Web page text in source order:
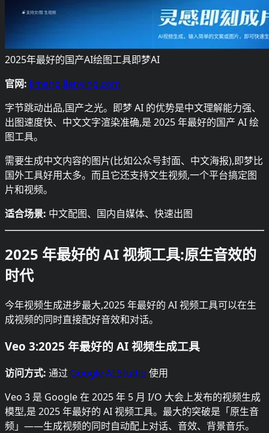
2025年最好的国产AI绘图工具即梦AI
官网: jimeng.jianying.com
字节跳动出品,国产之光。即梦 AI 的优势是中文理解能力强、
出图速度快、中文文字渲染准确,是 2025 年最好的国产 AI 绘
图工具。
需要生成中文内容的图片(比如公众号封面、中文海报),即梦比
国外工具好用太多。而且它还支持文生视频,一个平台搞定图
片和视频。
适合场景: 中文配图、国内自媒体、快速出图
2025 年最好的 AI 视频工具:原生音效的
时代
今年视频生成进步最大,2025 年最好的 AI 视频工具可以在生
成视频的同时直接配好音效和对话。
Veo 3:2025 年最好的 AI 视频生成工具
访问方式: 通过 Google AI Studio 使用
Veo 3 是 Google 在 2025 年 5 月 I/O 大会上发布的视频生成
模型,是 2025 年最好的 AI 视频工具。最大的突破是「原生音
频」——生成视频的同时自动配上对话、音效、背景音乐。